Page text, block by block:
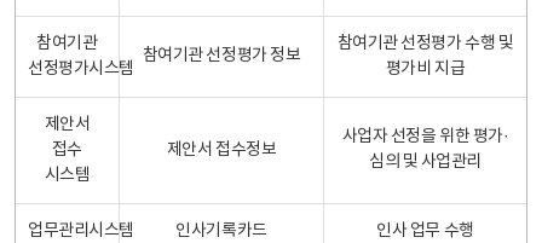
참여기관
선정평가시스템
참여기관 선정평가 정보
참여기관 선정평가 수행 및
평가비 지급
제안서
접수
시스템
제안서 접수정보
사업자 선정을 위한 평가·
심의 및 사업관리
업무관리시스템 인사기록카드 인사 업무 수행